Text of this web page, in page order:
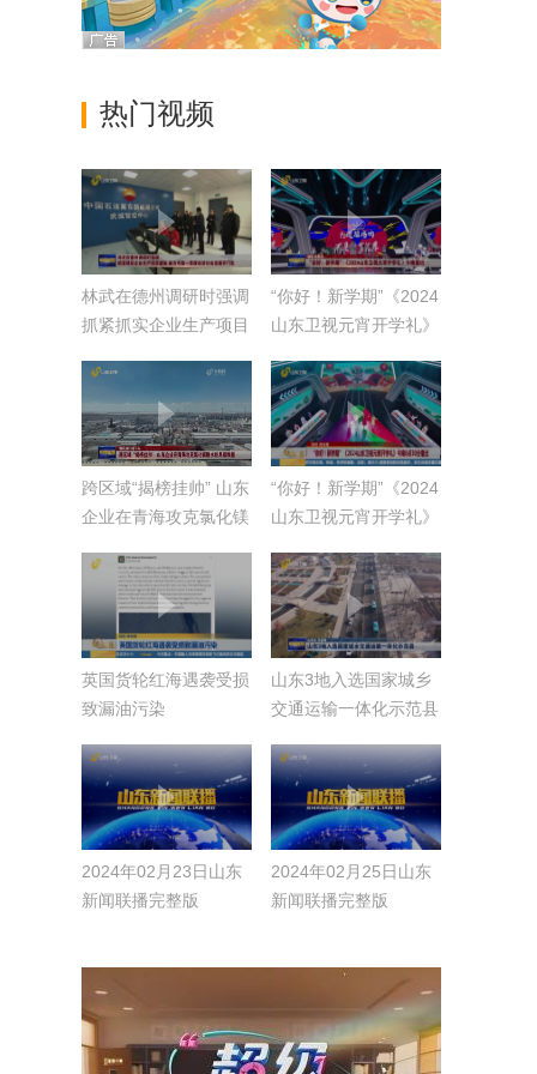
热门视频
林武在德州调研时强调
抓紧抓实企业生产项目
经济社会发展开门红
“你好！新学期”《2024
山东卫视元宵开学礼》
跨区域“揭榜挂帅” 山东
企业在青海攻克氯化镁
稳打有干头】
“你好！新学期”《2024
山东卫视元宵开学礼》
英国货轮红海遇袭受损
致漏油污染
山东3地入选国家城乡
交通运输一体化示范县
2024年02月23日山东
新闻联播完整版
2024年02月25日山东
新闻联播完整版